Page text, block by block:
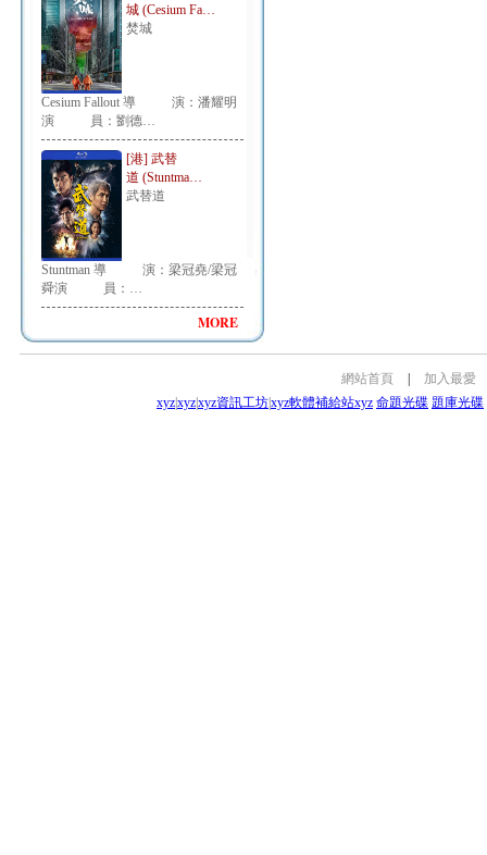
城 (Cesium Fa…
焚城
Cesium Fallout 導 演：潘耀明
演 員：劉德…
[港] 武替
道 (Stuntma…
武替道
Stuntman 導 演：梁冠堯/梁冠
舜演 員：…
MORE
網站首頁
加入最愛
xyzxyzxyz資訊工坊xyz軟體補給站xyz 命題光碟 題庫光碟